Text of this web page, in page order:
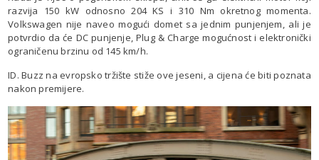
razvija 150 kW odnosno 204 KS i 310 Nm okretnog momenta.
Volkswagen nije naveo mogući domet sa jednim punjenjem, ali je
potvrdio da će DC punjenje, Plug & Charge mogućnost i elektronički
ograničenu brzinu od 145 km/h.
ID. Buzz na evropsko tržište stiže ove jeseni, a cijena će biti poznata
nakon premijere.